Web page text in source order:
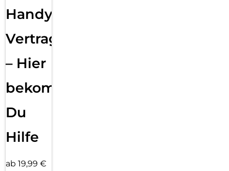
Handy
Vertragsabwicklung
– Hier
bekommst
Du
Hilfe
ab 19,99 €